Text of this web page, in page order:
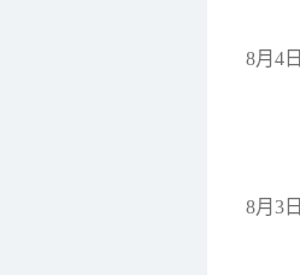
8月4日
8月3日